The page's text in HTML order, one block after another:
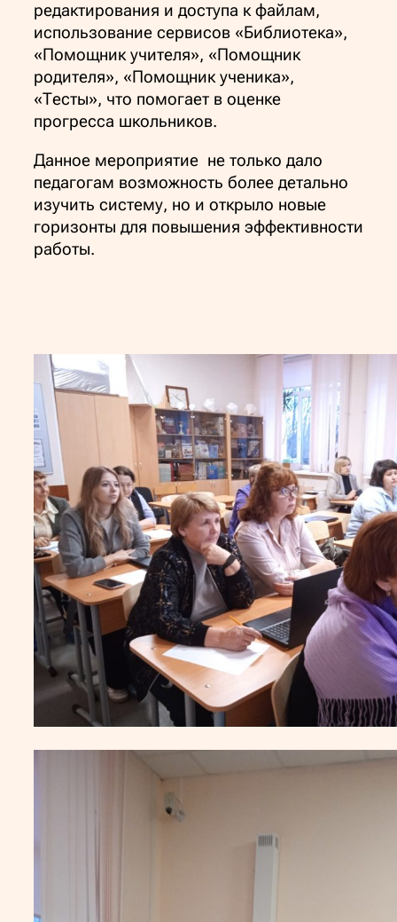
редактирования и доступа к файлам,
использование сервисов «Библиотека»,
«Помощник учителя», «Помощник
родителя», «Помощник ученика»,
«Тесты», что помогает в оценке
прогресса школьников.
Данное мероприятие не только дало
педагогам возможность более детально
изучить систему, но и открыло новые
горизонты для повышения эффективности
работы.